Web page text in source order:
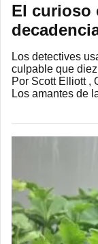
El curioso
Los detectives
culpable que
Por Scott Elliott ,
Los amantes de